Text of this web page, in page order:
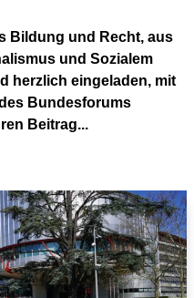
Bildung und Recht, aus
und Sozialem
herzlich eingeladen, mit
Bundesforums
Beitrag...